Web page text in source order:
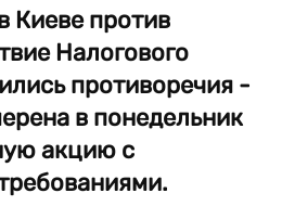
Киеве против
Налогового
противоречия -
в понедельник
акцию с